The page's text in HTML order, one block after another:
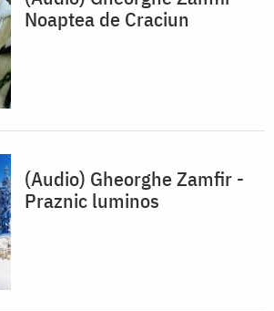
Noaptea de Craciun
(Audio) Gheorghe Zamfir -
Praznic luminos